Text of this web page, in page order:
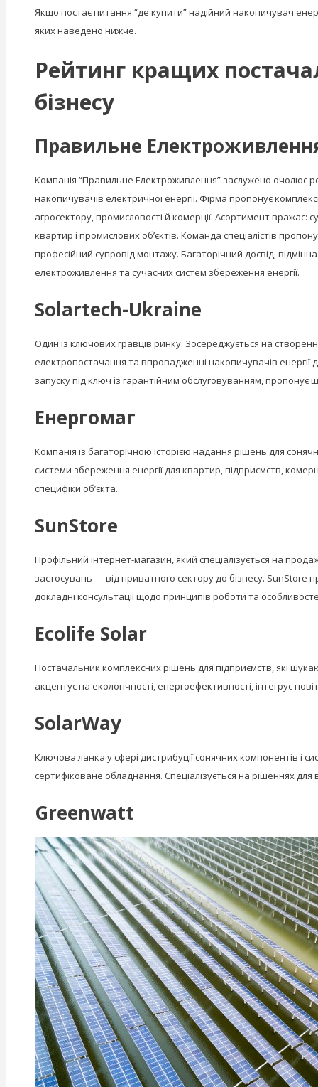
Якщо постає питання “де купити” надійний накопичувач
яких наведено нижче.
Рейтинг кращих
бізнесу
Правильне
Компанія “Правильне Електроживлення” заслужено очолює
накопичувачів електричної енергії. Фірма пропонує
агросектору, промисловості й комерції. Асортимент вражає:
квартир і промислових об’єктів. Команда спеціалістів
професійний супровід монтажу. Багаторічний досвід,
електроживлення та сучасних систем збереження енергії.
Solartech-Ukraine
Один із ключових гравців ринку. Зосереджується на
електропостачання та впровадженні накопичувачів енергії
запуску під ключ із гарантійним обслуговуванням, пропонує
Енергомаг
Компанія із багаторічною історією надання рішень для
системи збереження енергії для квартир, підприємств,
специфіки об’єкта.
SunStore
Профільний інтернет-магазин, який спеціалізується на
застосувань — від приватного сектору до бізнесу. SunStore
докладні консультації щодо принципів роботи та
Ecolife Solar
Постачальник комплексних рішень для підприємств, які
акцентує на екологічності, енергоефективності, інтегрує
SolarWay
Ключова ланка у сфері дистрибуції сонячних компонентів і
сертифіковане обладнання. Спеціалізується на рішеннях
Greenwatt